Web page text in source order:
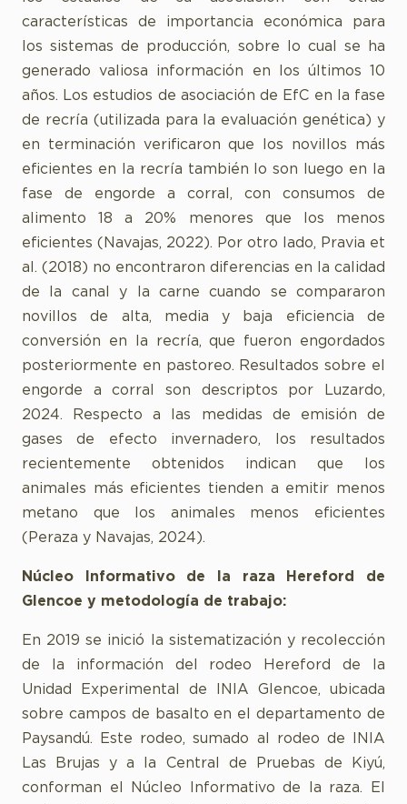
características de importancia económica para
los sistemas de producción, sobre lo cual se ha
generado valiosa información en los últimos 10
años. Los estudios de asociación de EfC en la fase
de recría (utilizada para la evaluación genética) y
en terminación verificaron que los novillos más
eficientes en la recría también lo son luego en la
fase de engorde a corral, con consumos de
alimento 18 a 20% menores que los menos
eficientes (Navajas, 2022). Por otro lado, Pravia et
al. (2018) no encontraron diferencias en la calidad
de la canal y la carne cuando se compararon
novillos de alta, media y baja eficiencia de
conversión en la recría, que fueron engordados
posteriormente en pastoreo. Resultados sobre el
engorde a corral son descriptos por Luzardo,
2024. Respecto a las medidas de emisión de
gases de efecto invernadero, los resultados
recientemente obtenidos indican que los
animales más eficientes tienden a emitir menos
metano que los animales menos eficientes
(Peraza y Navajas, 2024).
Núcleo Informativo de la raza Hereford de
Glencoe y metodología de trabajo:
En 2019 se inició la sistematización y recolección
de la información del rodeo Hereford de la
Unidad Experimental de INIA Glencoe, ubicada
sobre campos de basalto en el departamento de
Paysandú. Este rodeo, sumado al rodeo de INIA
Las Brujas y a la Central de Pruebas de Kiyú,
conforman el Núcleo Informativo de la raza. El